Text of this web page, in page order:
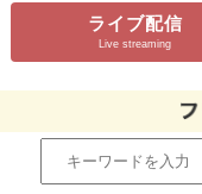
ライブ配信
Live streaming